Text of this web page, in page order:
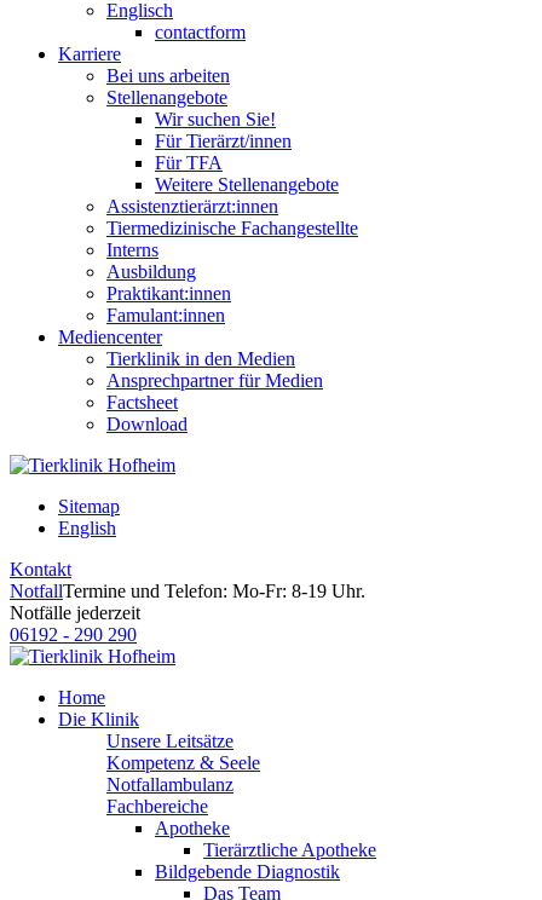
Englisch
contactform
Karriere
Bei uns arbeiten
Stellenangebote
Wir suchen Sie!
Für Tierärzt/innen
Für TFA
Weitere Stellenangebote
Assistenztierärzt:innen
Tiermedizinische Fachangestellte
Interns
Ausbildung
Praktikant:innen
Famulant:innen
Mediencenter
Tierklinik in den Medien
Ansprechpartner für Medien
Factsheet
Download
Sitemap
English
Kontakt
NotfallTermine und Telefon: Mo-Fr: 8-19 Uhr.
Notfälle jederzeit
06192 - 290 290
Home
Die Klinik
Unsere Leitsätze
Kompetenz & Seele
Notfallambulanz
Fachbereiche
Apotheke
Tierärztliche Apotheke
Bildgebende Diagnostik
Das Team